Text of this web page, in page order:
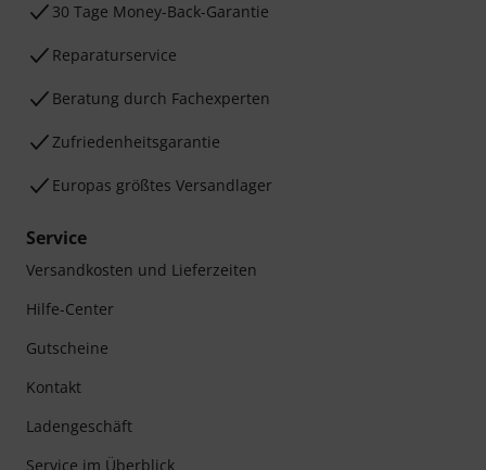
30 Tage Money-Back-Garantie
Reparaturservice
Beratung durch Fachexperten
Zufriedenheitsgarantie
Europas größtes Versandlager
Service
Versandkosten und Lieferzeiten
Hilfe-Center
Gutscheine
Kontakt
Ladengeschäft
Service im Überblick